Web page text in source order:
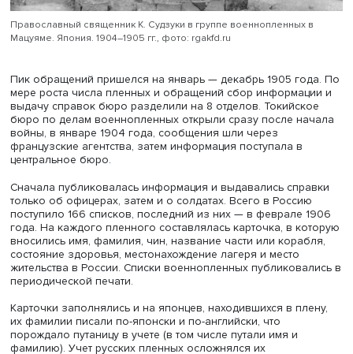
Большинство авторов выставки придерживаются
традиционной концепции каллиграфии, но некоторые
На выставке были представлены работы с разным
количеством иероглифов — от одного до серии, часто
использовалась тематика пяти колец, которые
скорее как веера. Были представлены и произведения
минорными, пандемийными настроениями.
Ассистент восточного факультета СПбГУ Светлана
Серебрякова представила сообщение «Деятельность
русского Центрального справочного бюро о
во время русско-японской войны 1904–1905 гг.».
Она напомнила, что принятые в конце XIX века
Гаагская конвенции устанавливали правила ведения
том числе обращения с ранеными и военнопленными.
была одним из инициаторов подготовки конвенций, а
стремилась стать цивилизованной страной в глазах